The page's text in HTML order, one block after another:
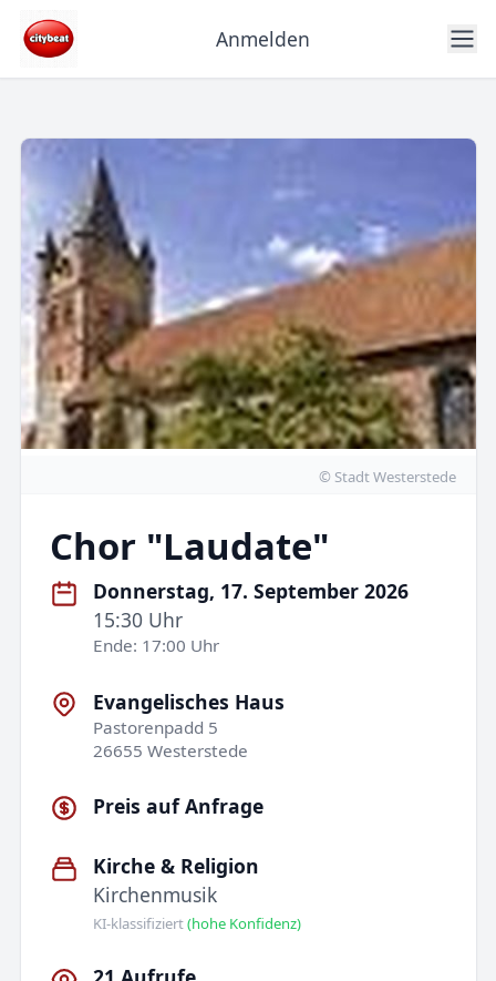
Anmelden
© Stadt Westerstede
Chor "Laudate"
Donnerstag, 17. September 2026
15:30 Uhr
Ende: 17:00 Uhr
Evangelisches Haus
Pastorenpadd 5
26655 Westerstede
Preis auf Anfrage
Kirche & Religion
Kirchenmusik
KI-klassifiziert(hohe Konfidenz)